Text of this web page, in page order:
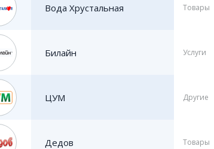
Вода Хрустальная Товары
Билайн Услуги
ЦУМ Другие
Дедов Товары